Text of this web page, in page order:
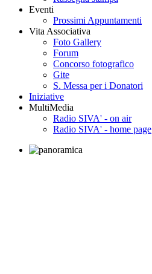
Eventi
Prossimi Appuntamenti
Vita Associativa
Foto Gallery
Forum
Concorso fotografico
Gite
S. Messa per i Donatori
Iniziative
MultiMedia
Radio SIVA' - on air
Radio SIVA' - home page